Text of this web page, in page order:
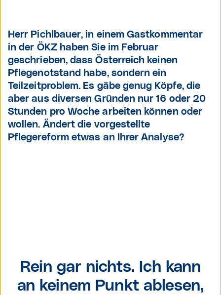
Herr Pichlbauer, in einem Gastkommentar
in der ÖKZ haben Sie im Februar
geschrieben, dass Österreich keinen
Pflegenotstand habe, sondern ein
Teilzeitproblem. Es gäbe genug Köpfe, die
aber aus diversen Gründen nur 16 oder 20
Stunden pro Woche arbeiten können oder
wollen. Ändert die vorgestellte
Pflegereform etwas an Ihrer Analyse?
Pichlbauer,
unabhängiger
Gesundheitsexperte
Rein gar nichts. Ich kann
an keinem Punkt ablesen,